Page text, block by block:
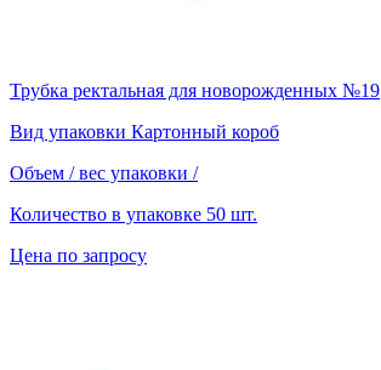
Трубка ректальная для новорожденных №19
Вид упаковки Картонный короб
Объем / вес упаковки /
Количество в упаковке 50 шт.
Цена по запросу